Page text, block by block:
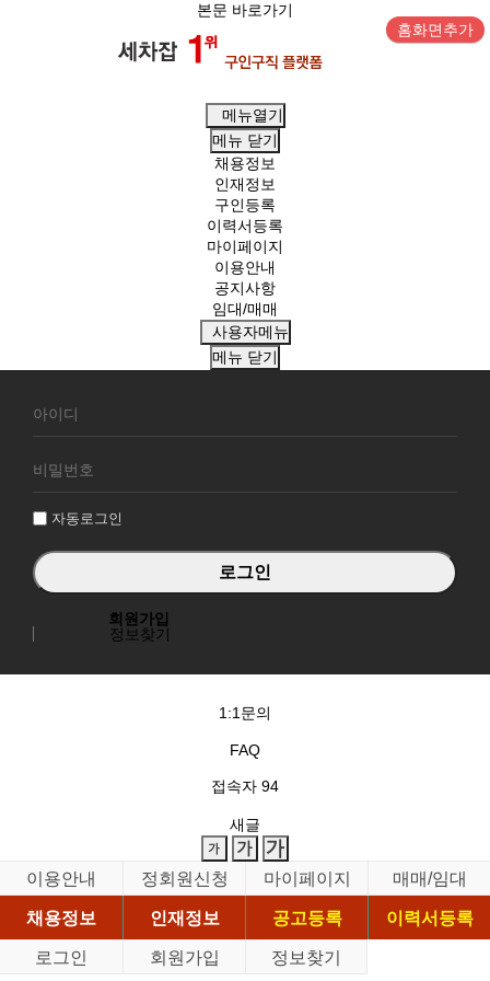
본문 바로가기
홈화면추가
메뉴열기
메뉴 닫기
채용정보
인재정보
구인등록
이력서등록
마이페이지
이용안내
공지사항
임대/매매
사용자메뉴
메뉴 닫기
원
그
자동로그인
회원가입
정보찾기
1:1문의
FAQ
접속자 94
새글
이용안내 정회원신청 마이페이지
매매/임대
채용정보
인재정보 공고등록
이력서등록
로그인
회원가입 정보찾기